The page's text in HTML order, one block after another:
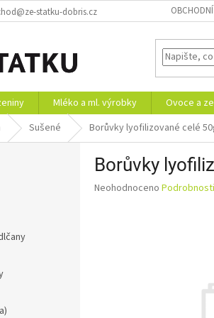
statku-dobris.cz
Mléko a ml. výrobky Ovoce a
Sušené Borůvky lyofilizované celé
Borůvky
Průměrné
Neohodnoceno